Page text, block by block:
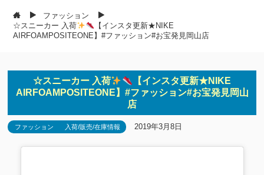
ファッション
☆スニーカー 入荷
【インスタ更新★NIKE
AIRFOAMPOSITEONE】#ファッション#お宝発見岡山店
☆スニーカー 入荷
【インスタ更新★NIKE
AIRFOAMPOSITEONE】#ファッション#お宝発見岡山
店
ファッション 入荷/販売/在庫情報 2019年3月8日